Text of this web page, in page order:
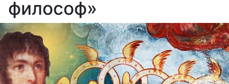
философ»